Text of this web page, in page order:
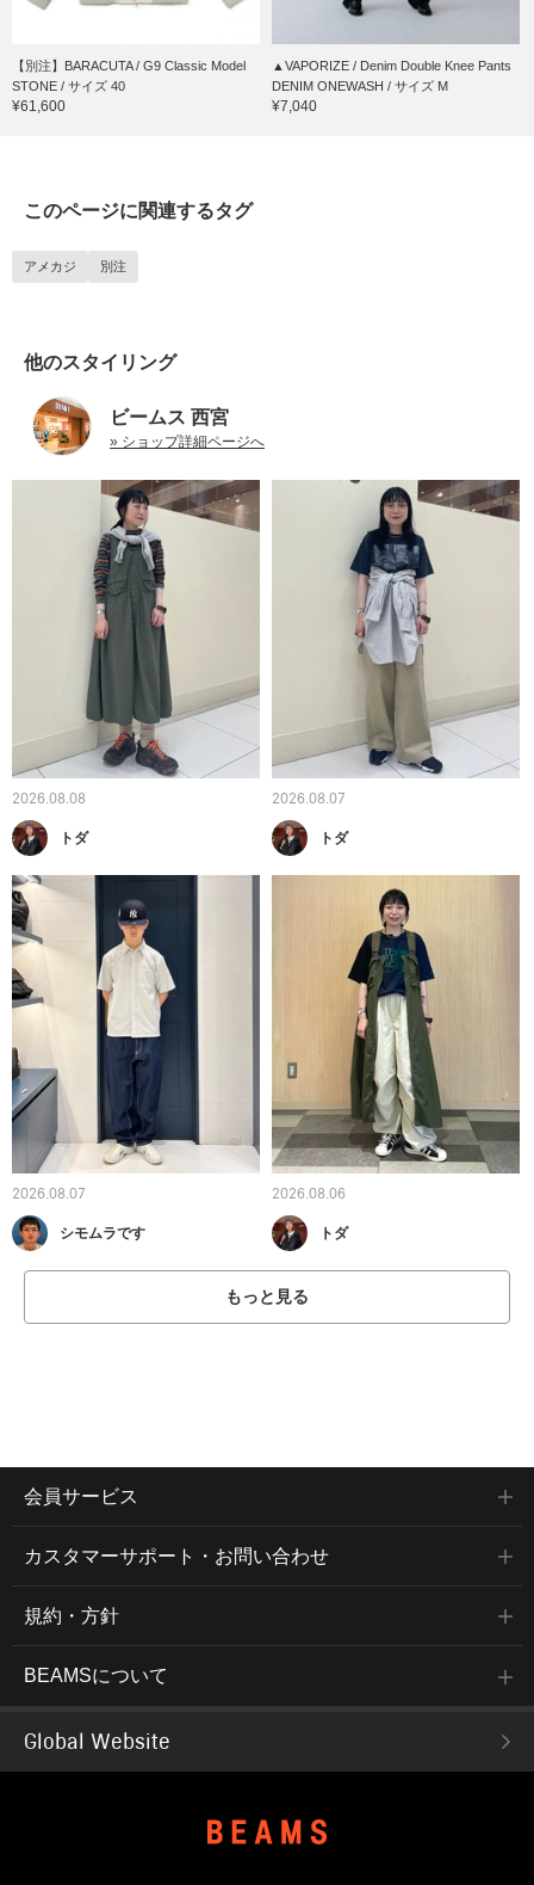
【別注】BARACUTA / G9 Classic Model
STONE / サイズ 40
¥61,600
▲VAPORIZE / Denim Double Knee Pants
DENIM ONEWASH / サイズ M
¥7,040
このページに関連するタグ
アメカジ 別注
他のスタイリング
ビームス 西宮
» ショップ詳細ページへ
2026.08.08
トダ
2026.08.07
トダ
2026.08.07
シモムラです
2026.08.06
トダ
もっと見る
会員サービス
カスタマーサポート・お問い合わせ
規約・方針
BEAMSについて
Global Website